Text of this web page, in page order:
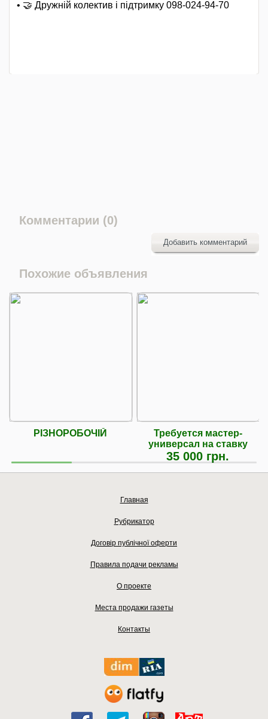
• 🤝 Дружній колектив і підтримку 098-024-94-70
Комментарии (0)
Добавить комментарий
Похожие объявления
РІЗНОРОБОЧІЙ
Требуется мастер-
универсал на ставку
35 000 грн.
Главная
Рубрикатор
Договір публічної оферти
Правила подачи рекламы
О проекте
Места продажи газеты
Контакты